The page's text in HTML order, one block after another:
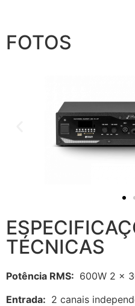
FOTOS
TÉCNICAS
Potência RMS: 600W 2 x
Entrada: 2 canais